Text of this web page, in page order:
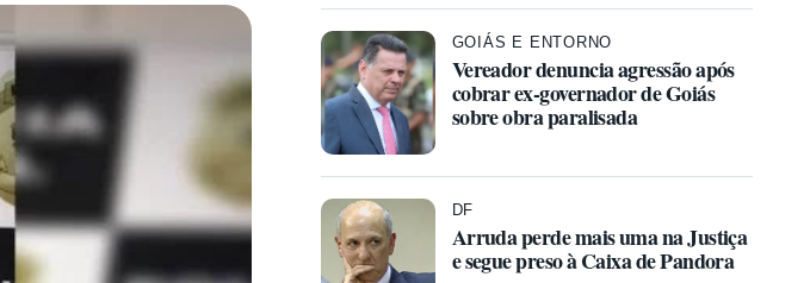
GOIÁS E ENTORNO
Vereador denuncia agressão após
cobrar ex-governador de Goiás
sobre obra paralisada
DF
Arruda perde mais uma na Justiça
e segue preso à Caixa de Pandora